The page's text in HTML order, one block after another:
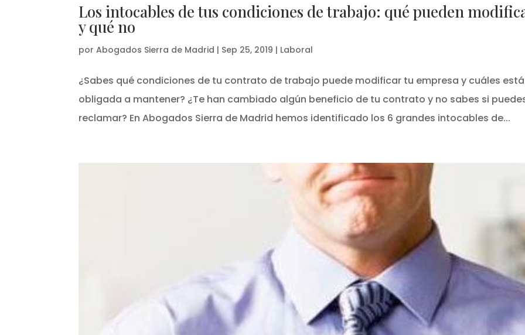
Los intocables de tus condiciones de trabajo: qué pueden
y qué no
porAbogados Sierra de Madrid | Sep 25, 2019 | Laboral
¿Sabes qué condiciones de tu contrato de trabajo puede modificar tu empresa y cuáles está
obligada a mantener? ¿Te han cambiado algún beneficio de tu contrato y no sabes si
reclamar? En Abogados Sierra de Madrid hemos identificado los 6 grandes intocables de...